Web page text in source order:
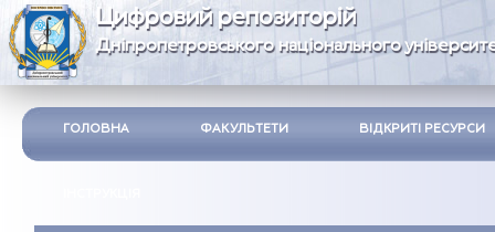
Цифровий репозиторій
Дніпропетровського національного
ГОЛОВНА ФАКУЛЬТЕТИ ВІДКРИТІ РЕСУРСИ